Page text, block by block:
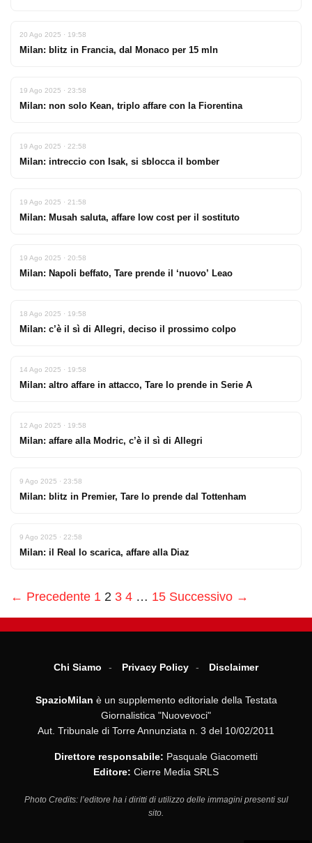
20 Ago 2025 · 19:58
Milan: blitz in Francia, dal Monaco per 15 mln
19 Ago 2025 · 23:58
Milan: non solo Kean, triplo affare con la Fiorentina
19 Ago 2025 · 22:58
Milan: intreccio con Isak, si sblocca il bomber
19 Ago 2025 · 21:58
Milan: Musah saluta, affare low cost per il sostituto
19 Ago 2025 · 20:58
Milan: Napoli beffato, Tare prende il ‘nuovo’ Leao
18 Ago 2025 · 19:58
Milan: c’è il sì di Allegri, deciso il prossimo colpo
14 Ago 2025 · 19:58
Milan: altro affare in attacco, Tare lo prende in Serie A
12 Ago 2025 · 19:58
Milan: affare alla Modric, c’è il sì di Allegri
9 Ago 2025 · 23:58
Milan: blitz in Premier, Tare lo prende dal Tottenham
9 Ago 2025 · 22:58
Milan: il Real lo scarica, affare alla Diaz
← Precedente 1 2 3 4 … 15 Successivo →
Chi Siamo Privacy Policy Disclaimer
SpazioMilan è un supplemento editoriale della Testata
Giornalistica "Nuovevoci"
Aut. Tribunale di Torre Annunziata n. 3 del 10/02/2011
Direttore responsabile: Pasquale Giacometti
Editore: Cierre Media SRLS
Photo Credits: l’editore ha i diritti di utilizzo delle immagini presenti sul
sito.